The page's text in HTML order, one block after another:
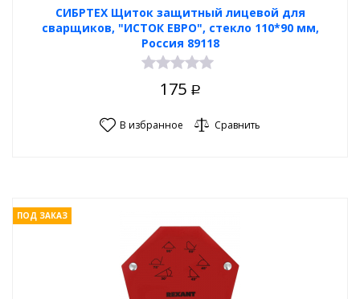
СИБРТЕХ Щиток защитный лицевой для
сварщиков, "ИСТОК ЕВРО", стекло 110*90 мм,
Россия 89118
175 Р
В избранное Сравнить
ПОД ЗАКАЗ